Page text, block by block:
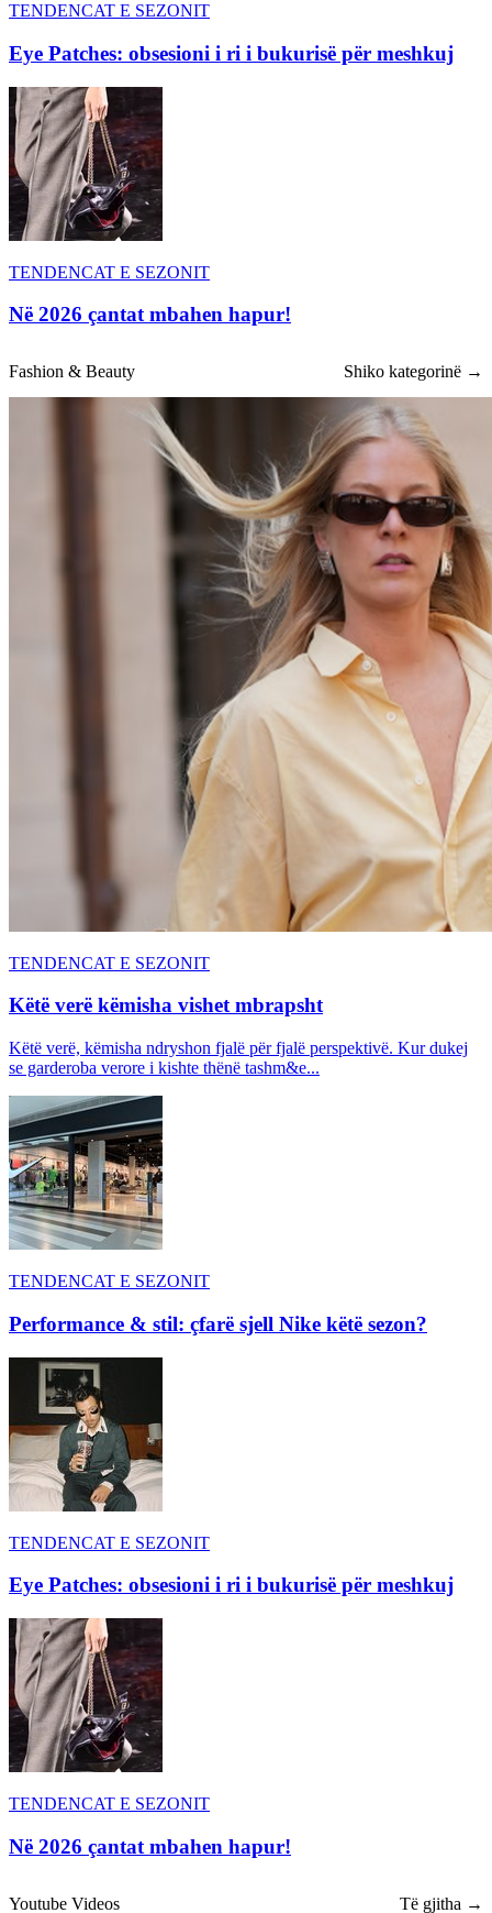
TENDENCAT E SEZONIT
Eye Patches: obsesioni i ri i bukurisë për meshkuj
TENDENCAT E SEZONIT
Në 2026 çantat mbahen hapur!
Fashion & Beauty Shiko kategorinë →
TENDENCAT E SEZONIT
Këtë verë këmisha vishet mbrapsht
Këtë verë, këmisha ndryshon fjalë për fjalë perspektivë. Kur dukej
se garderoba verore i kishte thënë tashm&e...
TENDENCAT E SEZONIT
Performance & stil: çfarë sjell Nike këtë sezon?
TENDENCAT E SEZONIT
Eye Patches: obsesioni i ri i bukurisë për meshkuj
TENDENCAT E SEZONIT
Në 2026 çantat mbahen hapur!
Youtube Videos Të gjitha →